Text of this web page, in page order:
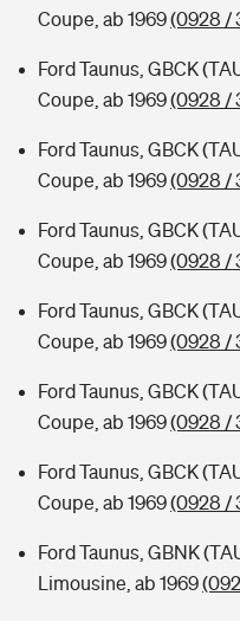
Coupe, ab 1969(0928 /
Ford Taunus, GBCK
Coupe, ab 1969(0928 /
Ford Taunus, GBCK
Coupe, ab 1969(0928 /
Ford Taunus, GBCK
Coupe, ab 1969(0928 /
Ford Taunus, GBCK
Coupe, ab 1969(0928 /
Ford Taunus, GBCK
Coupe, ab 1969(0928 /
Ford Taunus, GBCK
Coupe, ab 1969(0928 /
Ford Taunus, GBNK
Limousine, ab 1969